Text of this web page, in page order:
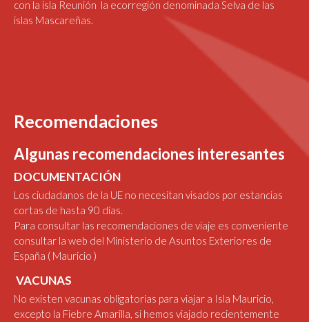
con la isla Reunión la ecorregión denominada Selva de las
islas Mascareñas.
Recomendaciones
Algunas recomendaciones interesantes
DOCUMENTACIÓN
Los ciudadanos de la UE no necesitan visados por estancias
cortas de hasta 90 días.
Para consultar las recomendaciones de viaje es conveniente
consultar la web del Ministerio de Asuntos Exteriores de
España ( Mauricio )
VACUNAS
No existen vacunas obligatorias para viajar a Isla Mauricio,
excepto la Fiebre Amarilla, si hemos viajado recientemente